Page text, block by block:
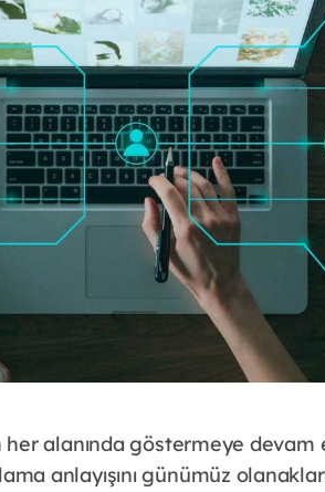
her alanında göstermeye
anlayışını günümüz